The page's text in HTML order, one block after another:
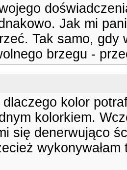
Jak mi
Tak samo,
brzegu -
dlaczego kolor
kolorkiem.
się denerwująco